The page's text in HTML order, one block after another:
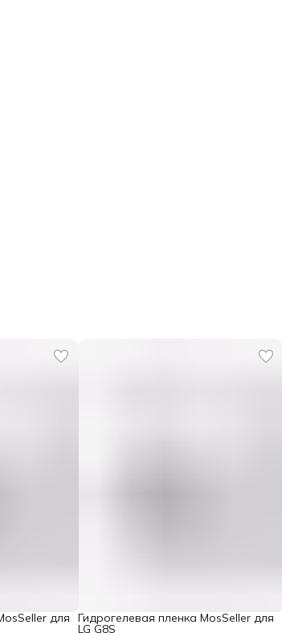
для Гидрогелевая пленка MosSeller для
LG G8S